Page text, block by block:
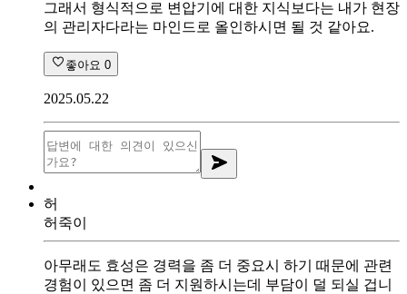
그래서 형식적으로 변압기에 대한 지식보다는 내가 현장
의 관리자다라는 마인드로 올인하시면 될 것 같아요.
좋아요 0
2025.05.22
허
허죽이
아무래도 효성은 경력을 좀 더 중요시 하기 때문에 관련
경험이 있으면 좀 더 지원하시는데 부담이 덜 되실 겁니